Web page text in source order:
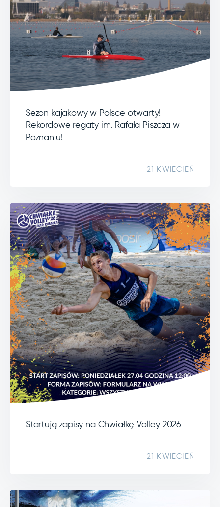
Sezon kajakowy w Polsce otwarty!
Rekordowe regaty im. Rafała Piszcza w
Poznaniu!
21 KWIECIEŃ
Startują zapisy na Chwiałkę Volley 2026
21 KWIECIEŃ